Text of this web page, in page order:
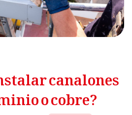
canalones
o cobre?